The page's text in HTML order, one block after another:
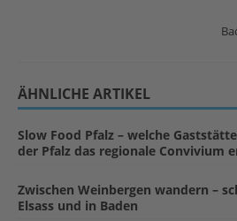
ÄHNLICHE ARTIKEL
Slow Food Pfalz – welche
der Pfalz das regionale Convivium
Zwischen Weinbergen wandern –
Elsass und in Baden